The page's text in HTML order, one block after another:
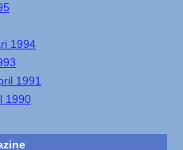
1994
1991
1990